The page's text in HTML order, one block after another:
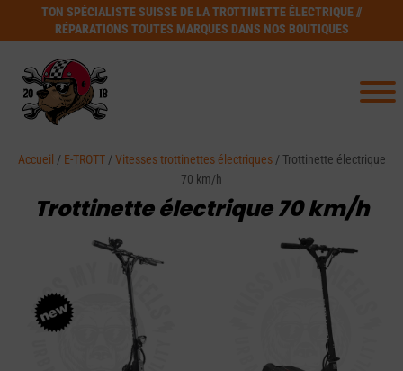
TON SPÉCIALISTE SUISSE DE LA TROTTINETTE ÉLECTRIQUE //
RÉPARATIONS TOUTES MARQUES DANS NOS BOUTIQUES
Accueil / E-TROTT/Vitesses trottinettes électriques/ Trottinette électrique
70 km/h
Trottinette électrique 70 km/h